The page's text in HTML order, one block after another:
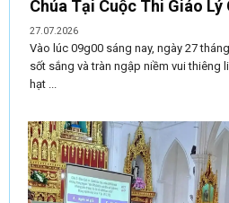
Chúa Tại Cuộc Thi Giáo
27.07.2026
Vào lúc 09g00 sáng nay, ngày 27
sốt sắng và tràn ngập niềm vui thiêng
hạt ...